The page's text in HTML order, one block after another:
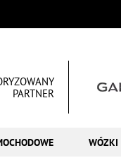
PARTNER
WÓZKI